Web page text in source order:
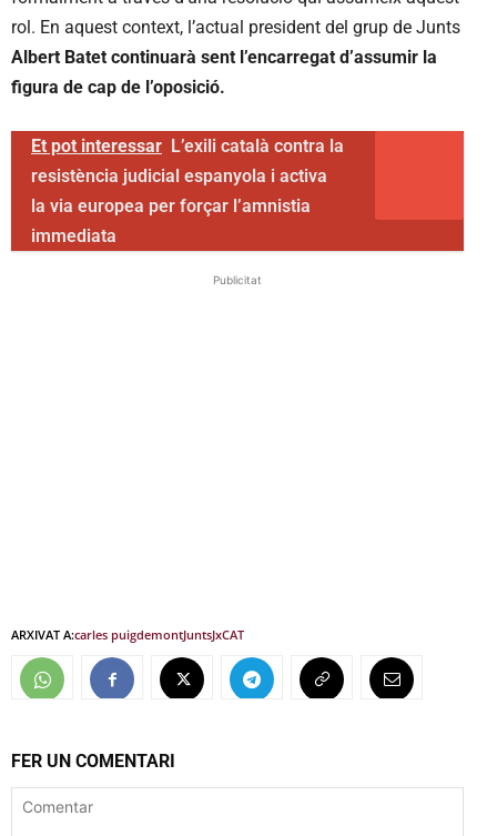
rol. En aquest context, l’actual president del grup de Junts
Albert Batet continuarà sent l’encarregat d’assumir la
figura de cap de l’oposició.
Et pot interessar L’exili català contra la
resistència judicial espanyola i activa
la via europea per forçar l’amnistia
immediata
Publicitat
ARXIVAT A:carles puigdemontJuntsJxCAT
FER UN COMENTARI